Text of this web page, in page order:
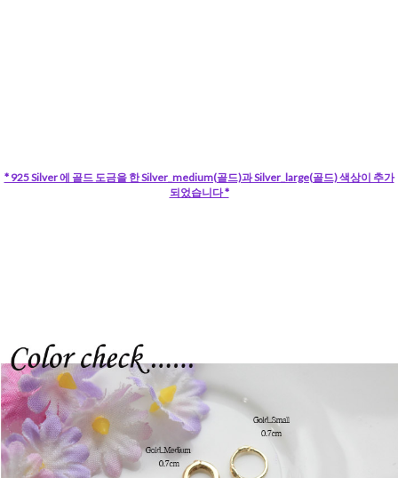
* 925 Silver 에 골드 도금을 한 Silver_medium(골드)과 Silver_large(골드) 색상이 추가
되었습니다 *